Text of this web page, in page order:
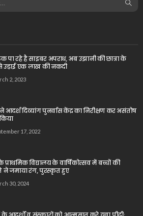
पा रहे है साइबर अपराध, अब उझानी की छात्रा के
उड़ाई एक लाख की नकदी
2, 2023
आदर्श दिव्यांग पुनर्वास केंद्र का निरीक्षण कर असंतोष
17, 2022
विद्यालय के वार्षिकोत्सव में बच्चों की
ने जमाया रंग, पुरस्कृत हुए
30, 2024